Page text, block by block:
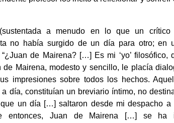
a menudo en lo que un crítico
no había surgido de un día para otro; en
“¿Juan de Mairena? […] Es mi ‘yo’ filosófico,
Mairena, modesto y sencillo, le placía
impresiones sobre todos los hechos.
día, constituían un breviario íntimo, no
un día […] saltaron desde mi despacho a
entonces, Juan de Mairena […] se ha